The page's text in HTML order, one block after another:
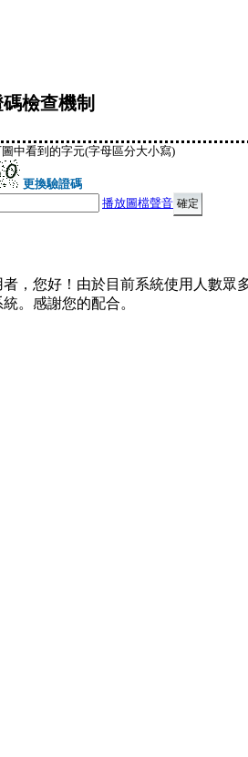
檢查機制
中看到的字元(字母區分大小寫)
更換驗證碼
播放圖檔聲音
者，您好！由於目前系統使用人數眾
。感謝您的配合。